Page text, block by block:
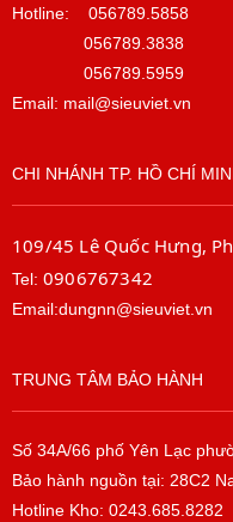
Hotline: 056789.5858
056789.3838
056789.5959
Email: mail@sieuviet.vn
CHI NHÁNH TP. HỒ CHÍ
109/45 Lê Quốc Hưng,
Tel: 0906767342
Email:dungnn@sieuviet.vn
TRUNG TÂM BẢO HÀNH
Số 34A/66 phố Yên Lạc
Bảo hành nguồn tại: 28C2
Hotline Kho: 0243.685.8282